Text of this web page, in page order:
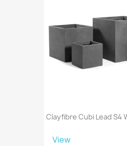
Clayfibre Cubi Lead S4
View